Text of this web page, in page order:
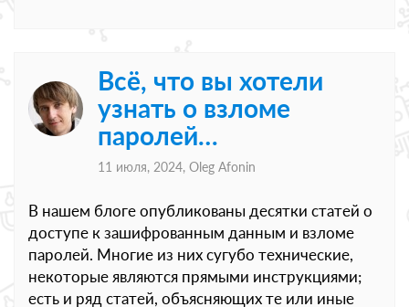
Всё, что вы хотели
узнать о взломе
паролей…
11 июля, 2024, Oleg Afonin
В нашем блоге опубликованы десятки статей о
доступе к зашифрованным данным и взломе
паролей. Многие из них сугубо технические,
некоторые являются прямыми инструкциями;
есть и ряд статей, объясняющих те или иные